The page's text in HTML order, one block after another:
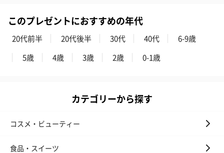
このプレゼントにおすすめの年代
20代前半 20代後半 30代 40代
6-9歳
5歳
4歳 3歳 2歳 0-1歳
カテゴリーから探す
コスメ・ビューティー
食品・スイーツ